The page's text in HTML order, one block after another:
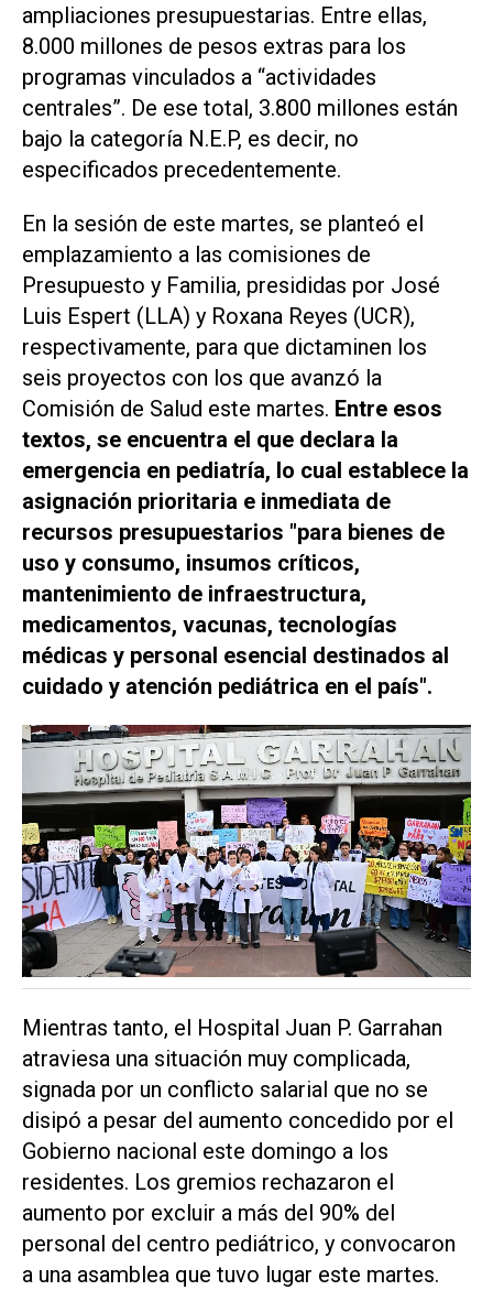
ampliaciones presupuestarias. Entre ellas,
8.000 millones de pesos extras para los
programas vinculados a “actividades
centrales”. De ese total, 3.800 millones están
bajo la categoría N.E.P, es decir, no
especificados precedentemente.
En la sesión de este martes, se planteó el
emplazamiento a las comisiones de
Presupuesto y Familia, presididas por José
Luis Espert (LLA) y Roxana Reyes (UCR),
respectivamente, para que dictaminen los
seis proyectos con los que avanzó la
Comisión de Salud este martes. Entre esos
textos, se encuentra el que declara la
emergencia en pediatría, lo cual establece la
asignación prioritaria e inmediata de
recursos presupuestarios "para bienes de
uso y consumo, insumos críticos,
mantenimiento de infraestructura,
medicamentos, vacunas, tecnologías
médicas y personal esencial destinados al
cuidado y atención pediátrica en el país".
Mientras tanto, el Hospital Juan P. Garrahan
atraviesa una situación muy complicada,
signada por un conflicto salarial que no se
disipó a pesar del aumento concedido por el
Gobierno nacional este domingo a los
residentes. Los gremios rechazaron el
aumento por excluir a más del 90% del
personal del centro pediátrico, y convocaron
a una asamblea que tuvo lugar este martes.